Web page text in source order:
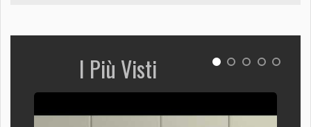
I Più Visti